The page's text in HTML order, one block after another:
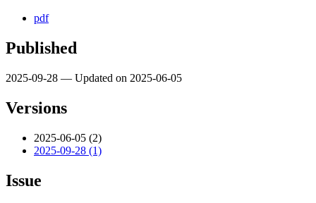
pdf
Published
2025-09-28 — Updated on 2025-06-05
Versions
2025-06-05 (2)
2025-09-28 (1)
Issue